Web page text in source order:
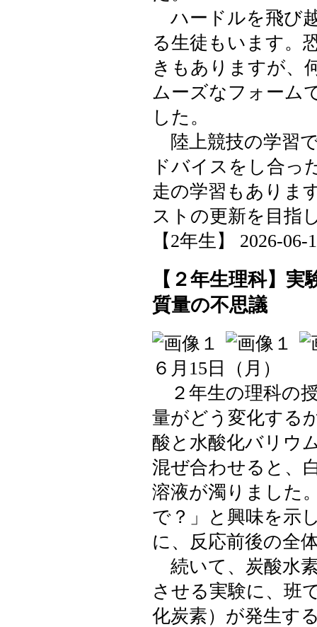
ハードルを飛び
る生徒もいます。
きもありますが、
ムーズなフォーム
した。
陸上競技の学習
ドバイスをし合っ
走の学習もありま
ストの更新を目指
【2年生】 2026-06-
【２年生理科】
質量の不思議
６月15日（月）
２年生の理科の
量がどう変化する
酸と水酸化バリウ
混ぜ合わせると、
溶液が濁りました
で？」と興味を示
に、反応前後の全
続いて、炭酸水
させる実験に、班
化炭素）が発生す